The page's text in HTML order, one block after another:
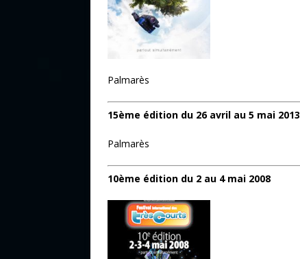
Palmarès
15ème édition du 26 avril au 5 mai 2013
Palmarès
10ème édition du 2 au 4 mai 2008